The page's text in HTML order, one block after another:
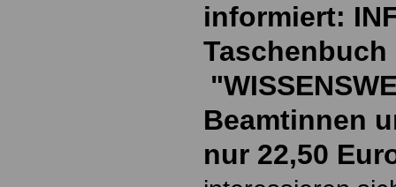
informiert:
Taschenbuch
Beamtinnen
nur 22,50